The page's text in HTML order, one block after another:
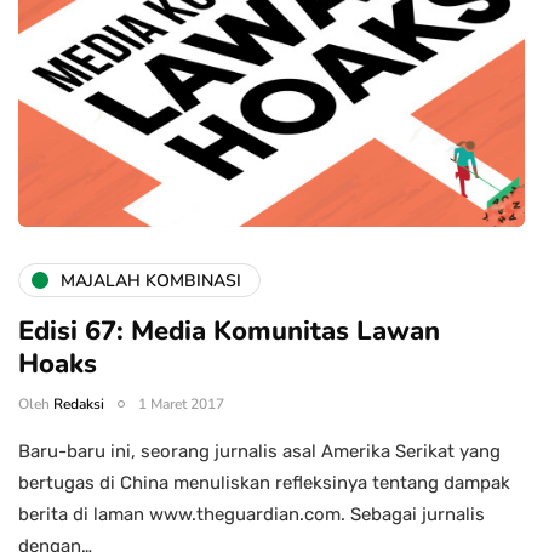
MAJALAH KOMBINASI
Edisi 67: Media Komunitas Lawan
Hoaks
Oleh Redaksi 1 Maret 2017
Baru-baru ini, seorang jurnalis asal Amerika Serikat yang
bertugas di China menuliskan refleksinya tentang dampak
berita di laman www.theguardian.com. Sebagai jurnalis
dengan…